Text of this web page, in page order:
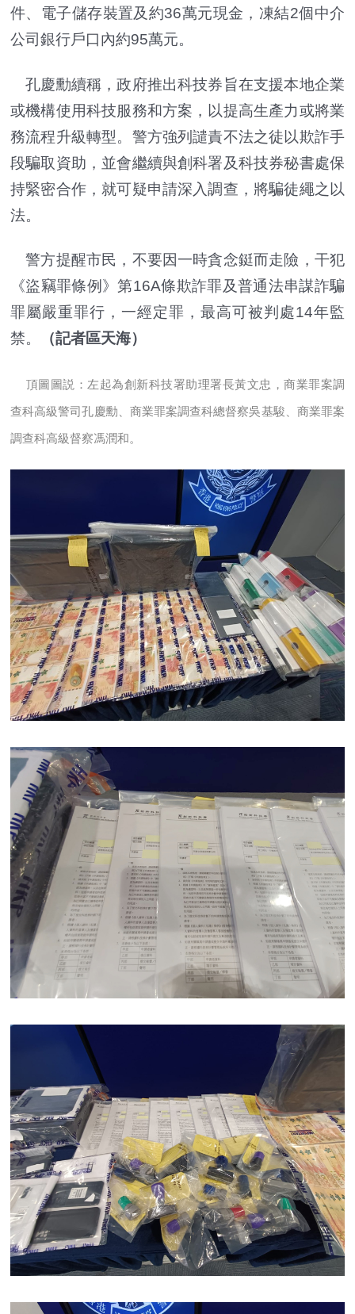
件、電子儲存裝置及約36萬元現金，凍結2個中介
公司銀行戶口內約95萬元。
孔慶勳續稱，政府推出科技券旨在支援本地企業
或機構使用科技服務和方案，以提高生產力或將業
務流程升級轉型。警方強列譴責不法之徒以欺詐手
段騙取資助，並會繼續與創科署及科技券秘書處保
持緊密合作，就可疑申請深入調查，將騙徒繩之以
法。
警方提醒市民，不要因一時貪念鋌而走險，干犯
《盜竊罪條例》第16A條欺詐罪及普通法串謀詐騙
罪屬嚴重罪行，一經定罪，最高可被判處14年監
禁。
（記者區天海）
頂圖圖説：左起為創新科技署助理署長黃文忠，商業罪案調
查科高級警司孔慶勳、商業罪案調查科總督察吳基駿、商業罪案
調查科高級督察馮潤和。